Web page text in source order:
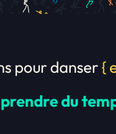
pour danser{
du